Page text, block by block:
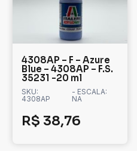
4308AP – F – Azure
Blue – 4308AP – F.S.
35231 -20 ml
SKU:
4308AP
- ESCALA:
NA
R$ 38,76